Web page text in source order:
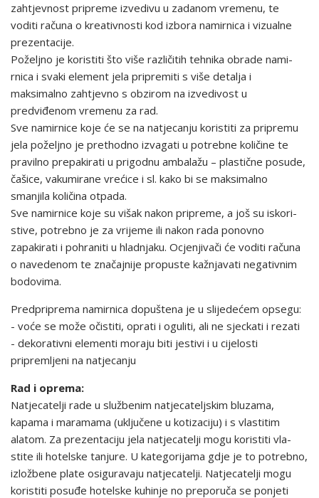
zahtjevnost pripreme izvedivu u zadanom vremenu, te
voditi računa o kreativnosti kod izbora nami­rnica i vizualne
preze­ntacije.
Poželjno je koristiti što više različitih tehnika obrade nami­
rnica i svaki element jela pripremiti s više detalja i
maksimalno zahtjevno s obzirom na izvedivost u
predviđenom vremenu za rad.
Sve namirnice koje će se na natjecanju koristiti za pripremu
jela poželjno je prethodno izvagati u potrebne količine te
pravilno prepakirati u prigodnu ambalažu – plastične posude,
čašice, vakumirane vrećice i sl. kako bi se maksimalno
sma­njila količina otpada.
Sve namirnice koje su višak nakon pripreme, a još su iskori­
stive, potrebno je za vrijeme ili nakon rada ponovno
zapakirati i pohraniti u hladnjaku. Ocjenjivači će voditi računa
o navedenom te značajnije propuste kažnjavati negativnim
bodovima.
Predpriprema namirnica dopuštena je u slijedećem opsegu:
- voće se može očistiti, oprati i oguliti, ali ne sjeckati i rezati
- dekorativni elementi moraju biti jestivi i u cijelosti
pripremljeni na natjecanju
Rad i oprema:
Natjecatelji rade u službenim natjecateljskim bluzama,
kapama i maramama (uključene u kotizaciju) i s vlastitim
alatom. Za prezentaciju jela natjecatelji mogu koristiti vla­
stite ili hotelske tanjure. U ka­tegorijama gdje je to potrebno,
izložbene plate osiguravaju natjecatelji. Natjecatelji mogu
koristiti posuđe hotelske kuhinje no preporuča se ponjeti